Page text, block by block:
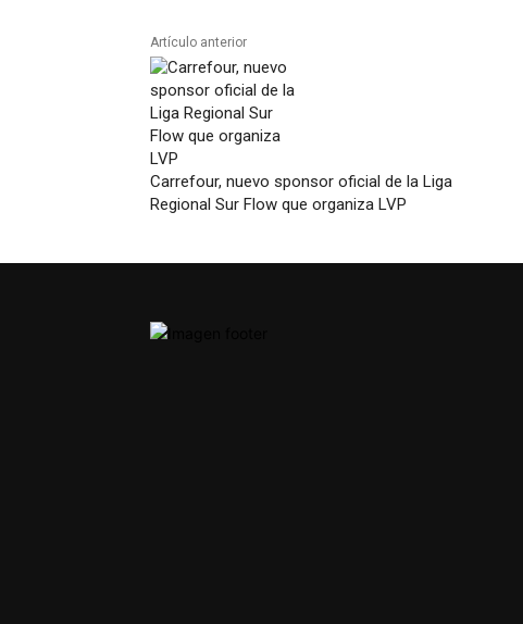
Artículo anterior
Carrefour, nuevo sponsor oficial de la Liga
Regional Sur Flow que organiza LVP